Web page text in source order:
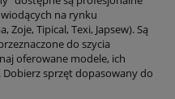
na rynku
Zoje, Tipical, Texi, Japsew). Są
do szycia
oferowane modele, ich
sprzęt dopasowany do